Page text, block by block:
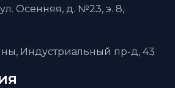
ул. Осенняя, д. №23, э. 8,
Индустриальный пр-д, 43